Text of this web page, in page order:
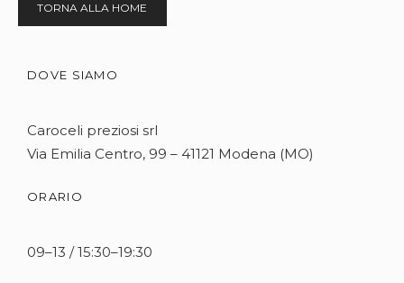
TORNA ALLA HOME
DOVE SIAMO
Caroceli preziosi srl
Via Emilia Centro, 99 – 41121 Modena (MO)
ORARIO
09–13 / 15:30–19:30